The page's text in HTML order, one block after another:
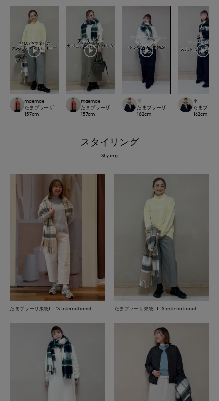
maemae
たまプラーザ東急I.T.'S.international
157cm
maemae
たまプラーザ東急I.T.'S.international
157cm
平
たまプラーザ東急I.T.'S.international
162cm
平
たまプラ
162cm
スタイリング
Styling
たまプラーザ東急I.T.'S.international たまプラーザ東急I.T.'S.international